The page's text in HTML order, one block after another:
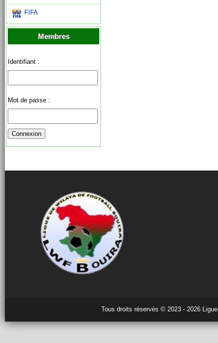
FIFA
Membres
Identifiant :
Mot de passe :
Tous droits réservés © 2023 - 2026